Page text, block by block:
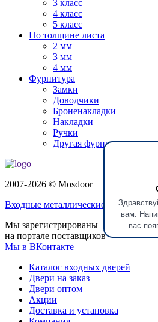
вам.
вас
3 класс
4 класс
5 класс
По толщине листа
2 мм
3 мм
4 мм
Фурнитура
Замки
Доводчики
Броненакладки
Накладки
Ручки
Другая фурнитура
2007-2026 © Mosdoor
Входные металлические дверив
Мы зарегистрированы
на портале поставщиков
Мы в ВКонтакте
Каталог входных дверей
Двери на заказ
Двери оптом
Акции
Доставка и установка